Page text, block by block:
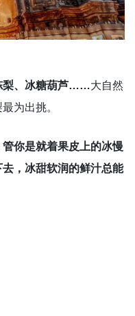
梨、冰糖葫芦……大自然
为出挑。
你是就着果皮上的冰慢
，冰甜软润的鲜汁总能